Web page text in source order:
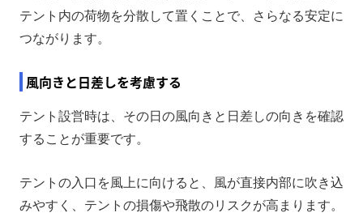
テント内の荷物を分散して置くことで、さらなる安定に
つながります。
風向きと日差しを考慮する
テント設営時は、その日の風向きと日差しの向きを確認
することが重要です。
テントの入口を風上に向けると、風が直接内部に吹き込
みやすく、テントの損傷や飛散のリスクが高まります。